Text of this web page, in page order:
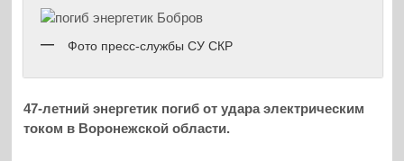
Фото пресс-службы СУ СКР
47-летний энергетик погиб от удара электрическим
током в Воронежской области.